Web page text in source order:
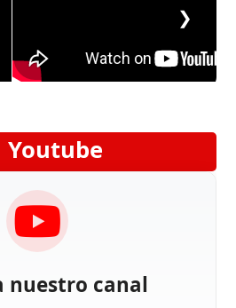
❯
Youtube
nuestro canal